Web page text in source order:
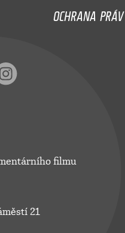
OCHRANA
filmu
21